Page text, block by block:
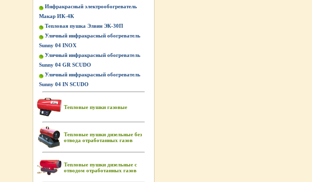
Инфракрасный электрообогреватель
Макар ИК-4К
Тепловая пушка Элвин ЭК-30П
Уличный инфракрасный обогреватель
Sunny 04 INOX
Уличный инфракрасный обогреватель
Sunny 04 GR SCUDO
Уличный инфракрасный обогреватель
Sunny 04 IN SCUDO
Тепловые пушки газовые
Тепловые пушки дизельные без
отвода отработанных газов
Тепловые пушки дизельные с
отводом отработанных газов